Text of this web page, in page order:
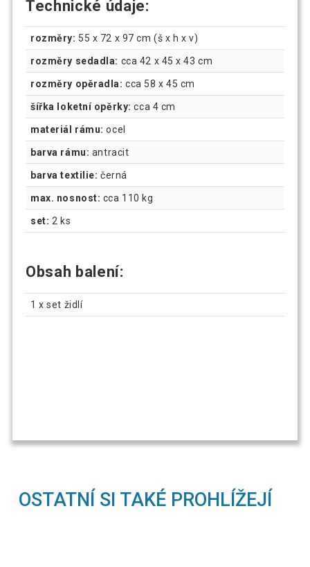
Technické údaje:
rozměry: 55 x 72 x 97 cm (š x h x v)
rozměry sedadla: cca 42 x 45 x 43 cm
rozměry opěradla: cca 58 x 45 cm
šířka loketní opěrky: cca 4 cm
materiál rámu: ocel
barva rámu: antracit
barva textilie: černá
max. nosnost: cca 110 kg
set: 2 ks
Obsah balení:
1 x set židlí
OSTATNÍ SI TAKÉ PROHLÍŽEJÍ